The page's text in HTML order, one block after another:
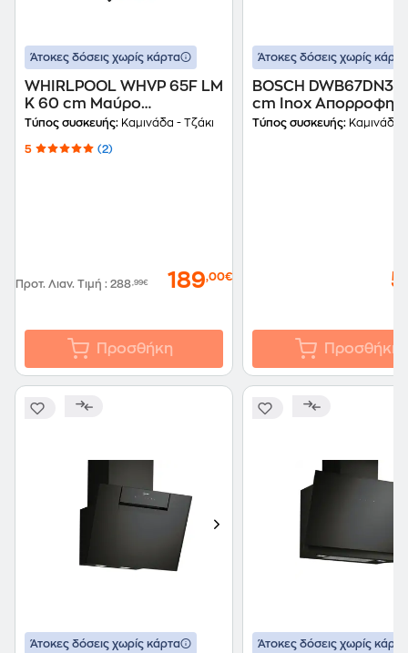
Άτοκες δόσεις χωρίς κάρτα
WHIRLPOOL WHVP 65F LM
K 60 cm Μαύρο
Απορροφητήρας Καμινάδα
Τύπος συσκευής: Καμινάδα - Τζάκι
5 (2)
Προτ. Λιαν. Τιμή : 288,99€ 189,00€
Προσθήκη
Άτοκες δόσεις χωρίς κάρτα
BOSCH
cm Inox
Καμινάδα - Τζάκι
Τύπος συσκευής: Καμινάδα
Προσθήκη
Άτοκες δόσεις χωρίς κάρτα Άτοκες δόσεις χωρίς κάρτα